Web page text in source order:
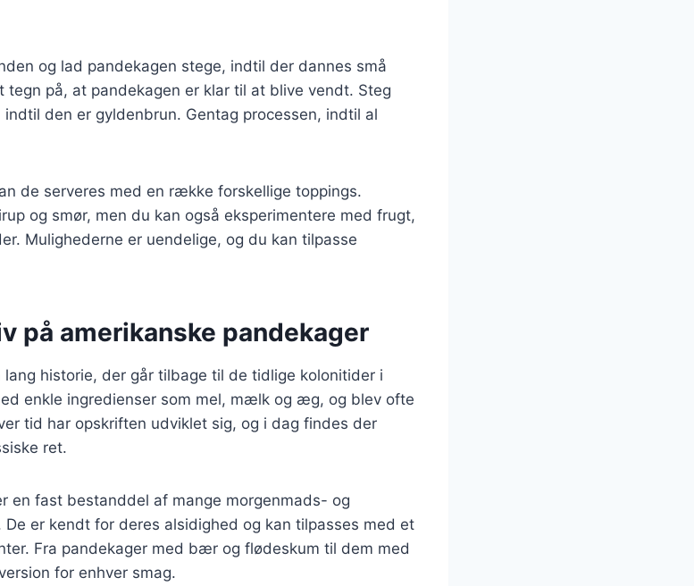
og lad pandekagen stege, indtil der dannes små
på, at pandekagen er klar til at blive vendt. Steg
den er gyldenbrun. Gentag processen, indtil al
de serveres med en række forskellige toppings.
og smør, men du kan også eksperimentere med frugt,
Mulighederne er uendelige, og du kan tilpasse
på amerikanske pandekager
historie, der går tilbage til de tidlige kolonitider i
enkle ingredienser som mel, mælk og æg, og blev ofte
tid har opskriften udviklet sig, og i dag findes der
ret.
en fast bestanddel af mange morgenmads- og
er kendt for deres alsidighed og kan tilpasses med et
Fra pandekager med bær og flødeskum til dem med
for enhver smag.